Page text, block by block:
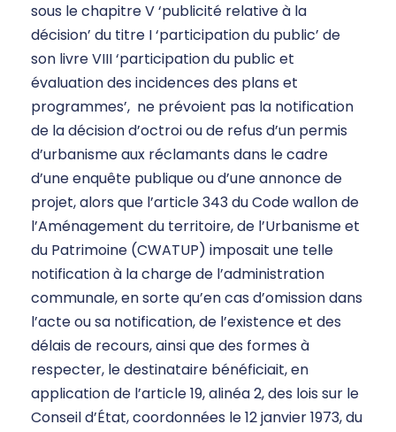
sous le chapitre V ‘publicité relative à la
décision’ du titre I ‘participation du public’ de
son livre VIII ‘participation du public et
évaluation des incidences des plans et
programmes’, ne prévoient pas la notification
de la décision d’octroi ou de refus d’un permis
d’urbanisme aux réclamants dans le cadre
d’une enquête publique ou d’une annonce de
projet, alors que l’article 343 du Code wallon de
l’Aménagement du territoire, de l’Urbanisme et
du Patrimoine (CWATUP) imposait une telle
notification à la charge de l’administration
communale, en sorte qu’en cas d’omission dans
l’acte ou sa notification, de l’existence et des
délais de recours, ainsi que des formes à
respecter, le destinataire bénéficiait, en
application de l’article 19, alinéa 2, des lois sur le
Conseil d’État, coordonnées le 12 janvier 1973, du